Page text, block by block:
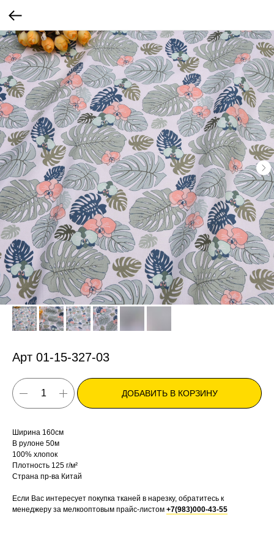
Арт 01-15-327-03
ДОБАВИТЬ В КОРЗИНУ
Ширина 160см
В рулоне 50м
100% хлопок
Плотность 125 г/м²
Страна пр-ва Китай
Если Вас интересует покупка тканей в нарезку, обратитесь к
менеджеру за мелкооптовым прайс-листом +7(983)000-43-55